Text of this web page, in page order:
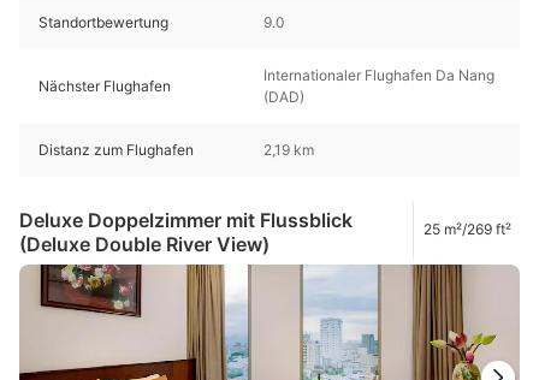
Standortbewertung 9.0
Nächster Flughafen
Internationaler Flughafen Da Nang
(DAD)
Distanz zum Flughafen 2,19 km
Deluxe Doppelzimmer mit Flussblick
(Deluxe Double River View)
25 m²/269 ft²